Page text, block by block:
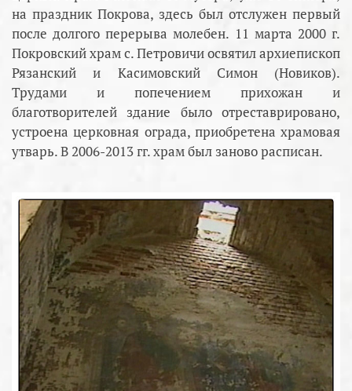
на праздник Покрова, здесь был отслужен первый
после долгого перерыва молебен. 11 марта 2000 г.
Покровский храм с. Петровичи освятил архиепископ
Рязанский и Касимовский Симон (Новиков).
Трудами и попечением прихожан и
благотворителей здание было отреставрировано,
устроена церковная ограда, приобретена храмовая
утварь. В 2006-2013 гг. храм был заново расписан.